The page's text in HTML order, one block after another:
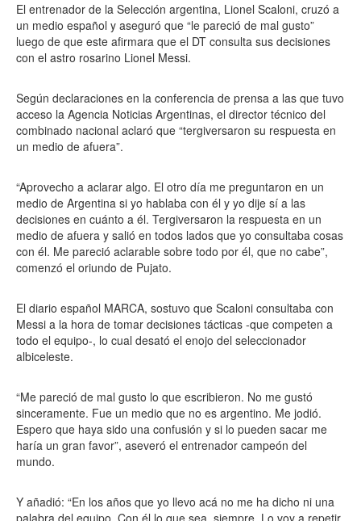
El entrenador de la Selección argentina, Lionel Scaloni, cruzó a
un medio español y aseguró que “le pareció de mal gusto”
luego de que este afirmara que el DT consulta sus decisiones
con el astro rosarino Lionel Messi.
Según declaraciones en la conferencia de prensa a las que tuvo
acceso la Agencia Noticias Argentinas, el director técnico del
combinado nacional aclaró que “tergiversaron su respuesta en
un medio de afuera”.
“Aprovecho a aclarar algo. El otro día me preguntaron en un
medio de Argentina si yo hablaba con él y yo dije sí a las
decisiones en cuánto a él. Tergiversaron la respuesta en un
medio de afuera y salió en todos lados que yo consultaba cosas
con él. Me pareció aclarable sobre todo por él, que no cabe”,
comenzó el oriundo de Pujato.
El diario español MARCA, sostuvo que Scaloni consultaba con
Messi a la hora de tomar decisiones tácticas -que competen a
todo el equipo-, lo cual desató el enojo del seleccionador
albiceleste.
“Me pareció de mal gusto lo que escribieron. No me gustó
sinceramente. Fue un medio que no es argentino. Me jodió.
Espero que haya sido una confusión y si lo pueden sacar me
haría un gran favor”, aseveró el entrenador campeón del
mundo.
Y añadió: “En los años que yo llevo acá no me ha dicho ni una
palabra del equipo. Con él lo que sea, siempre. Lo voy a repetir